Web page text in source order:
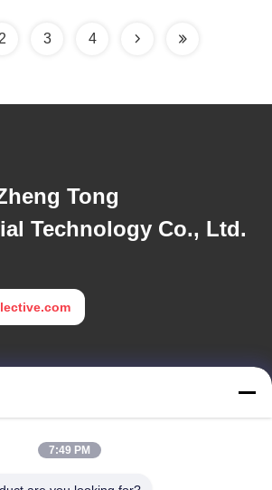
2 3 4
Tong
Technology Co., Ltd.
7:49 PM